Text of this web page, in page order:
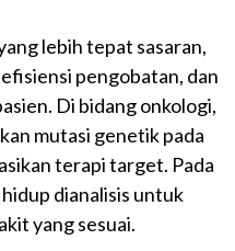
lebih tepat sasaran,
pengobatan, dan
Di bidang onkologi,
mutasi genetik pada
terapi target. Pada
dianalisis untuk
yang sesuai.